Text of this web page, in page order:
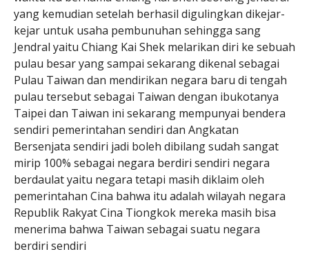
yang kemudian setelah berhasil digulingkan dikejar-
kejar untuk usaha pembunuhan sehingga sang
Jendral yaitu Chiang Kai Shek melarikan diri ke sebuah
pulau besar yang sampai sekarang dikenal sebagai
Pulau Taiwan dan mendirikan negara baru di tengah
pulau tersebut sebagai Taiwan dengan ibukotanya
Taipei dan Taiwan ini sekarang mempunyai bendera
sendiri pemerintahan sendiri dan Angkatan
Bersenjata sendiri jadi boleh dibilang sudah sangat
mirip 100% sebagai negara berdiri sendiri negara
berdaulat yaitu negara tetapi masih diklaim oleh
pemerintahan Cina bahwa itu adalah wilayah negara
Republik Rakyat Cina Tiongkok mereka masih bisa
menerima bahwa Taiwan sebagai suatu negara
berdiri sendiri